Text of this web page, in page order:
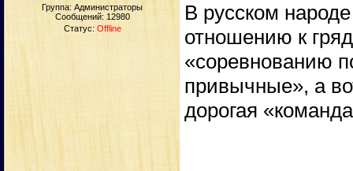
Группа: Администраторы
Сообщений: 12980
Статус: Offline
В русском
отношению к
«соревнованию
привычные», а
дорогая